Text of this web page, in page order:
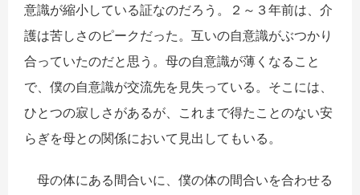
意識が縮小している証なのだろう。２～３年前は、介
護は苦しさのピークだった。互いの自意識がぶつかり
合っていたのだと思う。母の自意識が薄くなること
で、僕の自意識が交流先を見失っている。そこには、
ひとつの寂しさがあるが、これまで得たことのない安
らぎを母との関係において見出してもいる。
母の体にある間合いに、僕の体の間合いを合わせる